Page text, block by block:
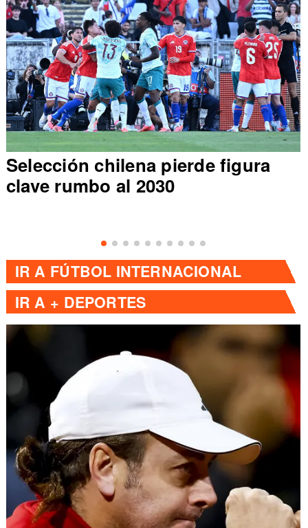
Selección chilena pierde figura
clave rumbo al 2030
IR A FÚTBOL INTERNACIONAL
IR A + DEPORTES